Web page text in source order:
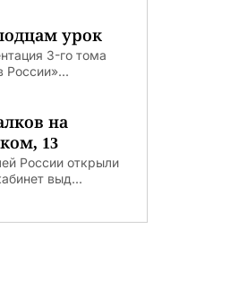
урок
3-го тома
России»...
на
13
России открыли
выд...